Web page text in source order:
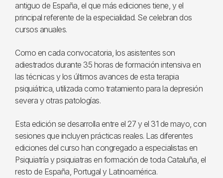
antiguo de España, el que más ediciones tiene, y el
principal referente de la especialidad. Se celebran dos
cursos anuales.
Como en cada convocatoria, los asistentes son
adiestrados durante 35 horas de formación intensiva en
las técnicas y los últimos avances de esta terapia
psiquiátrica, utilizada como tratamiento para la depresión
severa y otras patologías.
Esta edición se desarrolla entre el 27 y el 31 de mayo, con
sesiones que incluyen prácticas reales. Las diferentes
ediciones del curso han congregado a especialistas en
Psiquiatría y psiquiatras en formación de toda Cataluña, el
resto de España, Portugal y Latinoamérica.